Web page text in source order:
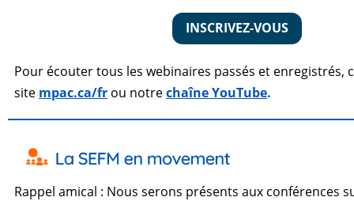
INSCRIVEZ-VOUS
Pour écouter tous les webinaires passés et enregistrés,
site mpac.ca/fr ou notrechaîne YouTube.
Rappel amical : Nous serons présents aux conférences